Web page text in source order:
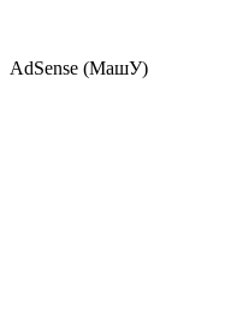
AdSense (МашУ)